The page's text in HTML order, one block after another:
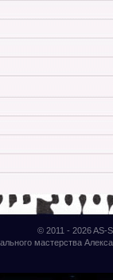
© 2011 - 2026AS-
мастерства